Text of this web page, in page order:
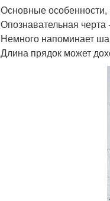
Основные
Опознавательная черта
Немного напоминает
Длина прядок может